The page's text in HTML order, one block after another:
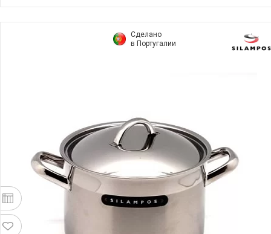
Сделано
в Португалии